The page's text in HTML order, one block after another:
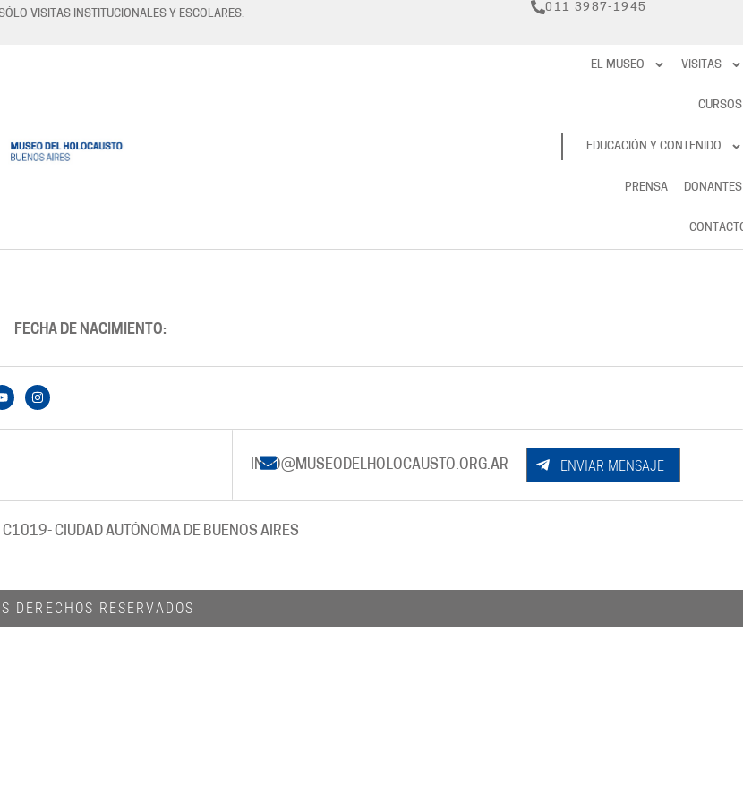
VISITAS INSTITUCIONALES Y ESCOLARES.
011 3987-1945
RESERVAS
EL MUSEO VISITAS
CURSOS
EDUCACIÓN Y CONTENIDO
PRENSA DONANTES
FECHA DE NACIMIENTO:
INFO@MUSEODELHOLOCAUSTO.ORG.AR ENVIAR MENSAJE
C1019- CIUDAD AUTÓNOMA DE BUENOS AIRES
DERECHOS RESERVADOS